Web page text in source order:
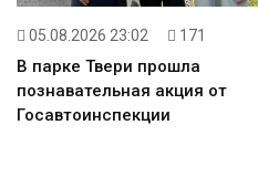
05.08.2026 23:02 171
В парке Твери прошла
познавательная акция от
Госавтоинспекции